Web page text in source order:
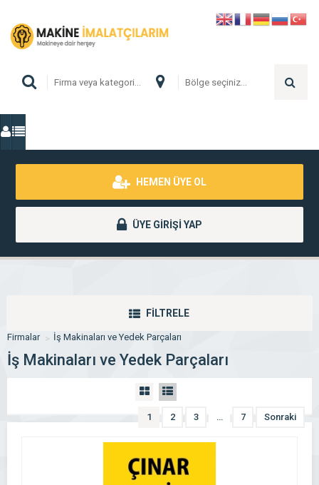
HEMEN ÜYE OL
ÜYE GİRİŞİ YAP
FİLTRELE
Firmalar İş Makinaları ve Yedek Parçaları
İş Makinaları ve Yedek Parçaları
1 2 3 … 7 Sonraki